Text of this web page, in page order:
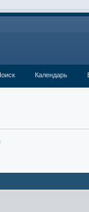
Календарь